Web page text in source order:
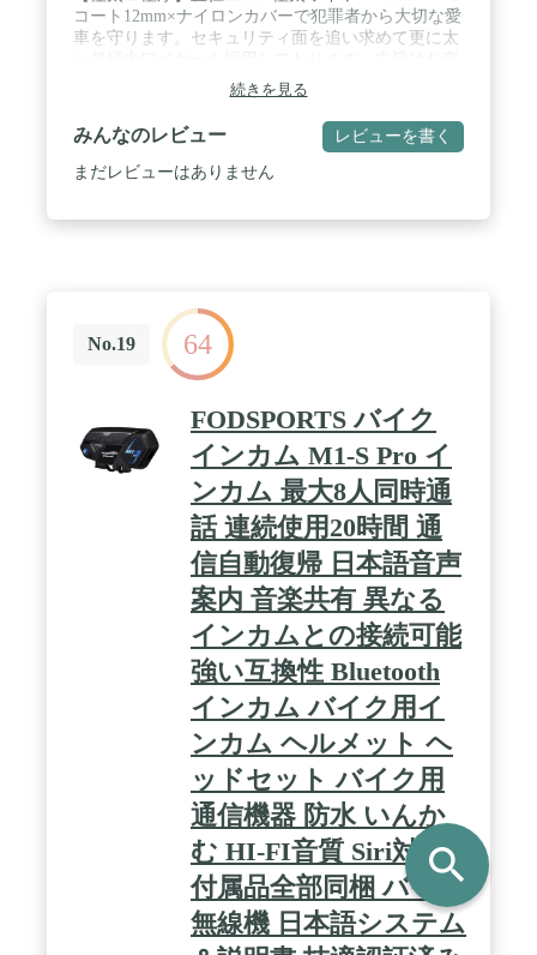
コート12mm×ナイロンカバーで犯罪者から大切な愛
車を守ります。セキュリティ面を追い求めて更に太
様はもっと安心に商品を使うことです。 / 【銅製シ
リンダー＆鍵】銅製キーシリンダーが搭載されてお
り、自動的に弾き戻すことができます。防ダニ/錆/
防水性にも優れています。また、鍵も銅製で、複製
にくく、摩耗防止、耐用で、永久にスムーズに開錠
ず、両面で使えます。ロック時は先端部分を鍵穴に
差し込むだけ！！解除するときは鍵を差し込みグル
っと回して、先端部分を抜くだけ！！操作がシンプ
ルなので、煩わしくありません。長さは1200mmで
バイク、オートバイ、原付、スクーター、自転車、
オフィスドアなど広い範囲に適用！ / 【安心できる
品質保証】製品は8ケ月間品質保証、使用中に何か
問題があれば、商品を開封しても、こちらは商品交
換、返品、返金など対応が可能です、24時間のカス
タマーサービスを提供します、お気軽にお問合わせ
続きを見る
みんなのレビュー レビューを書く
まだレビューはありません
No.19 64
FODSPORTS バイク
インカム M1-S Pro イ
ンカム 最大8人同時通
話 連続使用20時間 通
信自動復帰 日本語音声
案内 音楽共有 異なる
インカムとの接続可能
強い互換性 Bluetooth
インカム バイク用イ
ンカム ヘルメット ヘ
ッドセット バイク用
通信機器 防水 いんか
む HI-FI音質 Siri対応
付属品全部同梱 バイク
無線機 日本語システム
search